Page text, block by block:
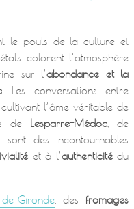
le pouls de la culture et
colorent l’atmosphère
sur l’abondance et la
. Les conversations entre
l’âme véritable de
de Lesparre-Médoc, de
sont des incontournables
et à l’authenticitédu
de Gironde, des fromages